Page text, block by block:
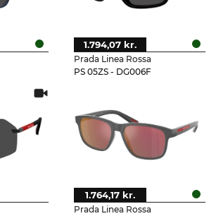
Prada Linea Rossa
PS 05ZS - DG006F
1.794,07 kr.
Prada Linea Rossa
1.764,17 kr.